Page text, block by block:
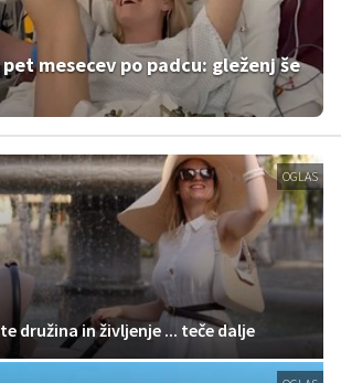
mesecev po padcu: gleženj še
OGLAS
družina in življenje ... teče dalje